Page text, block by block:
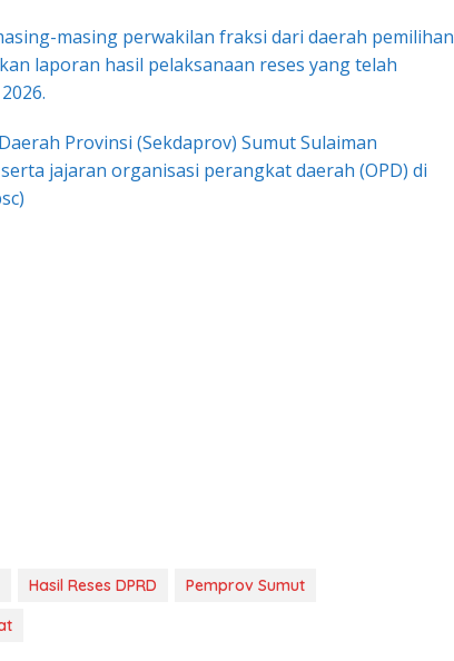
masing perwakilan fraksi dari daerah pemilihan
laporan hasil pelaksanaan reses yang telah
Provinsi (Sekdaprov) Sumut Sulaiman
jajaran organisasi perangkat daerah (OPD) di
Hasil Reses DPRD
Pemprov Sumut